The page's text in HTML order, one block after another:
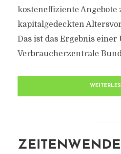
kosteneffiziente Angebote
kapitalgedeckten
Das ist das Ergebnis
Verbraucherzentrale